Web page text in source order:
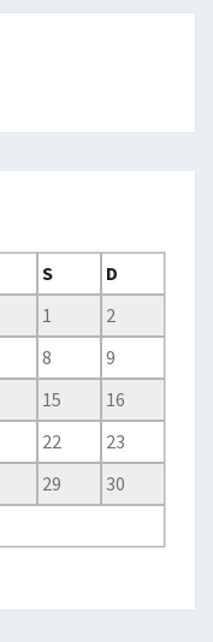
S
D
1
2
8
9
15
16
22
23
29
30